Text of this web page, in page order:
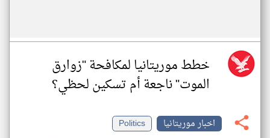
خطط موريتانيا لمكافحة "زوارق
الموت" ناجعة أم تسكين لحظي؟
اخبار موريتانيا
Politics